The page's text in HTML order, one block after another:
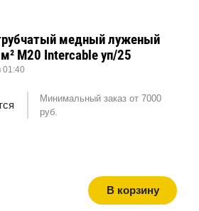
медный луженый
M20 Intercable уп/25
01:40
Минимальный заказ от 7000
руб.
В корзину